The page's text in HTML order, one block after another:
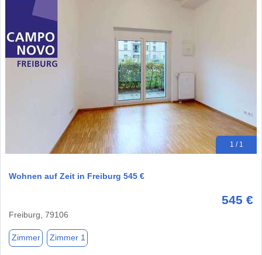
1 / 1
Wohnen auf Zeit in Freiburg 545 €
545 €
Freiburg, 79106
Zimmer Zimmer 1